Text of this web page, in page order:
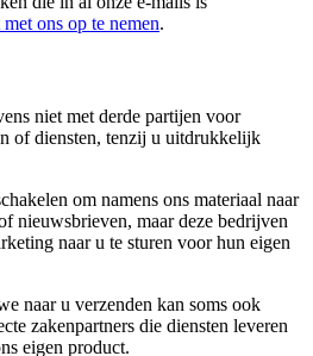
ons op te nemen.
niet met derde partijen voor
of diensten, tenzij u uitdrukkelijk
om namens ons materiaal naar
nieuwsbrieven, maar deze bedrijven
naar u te sturen voor hun eigen
naar u verzenden kan soms ook
zakenpartners die diensten leveren
eigen product.